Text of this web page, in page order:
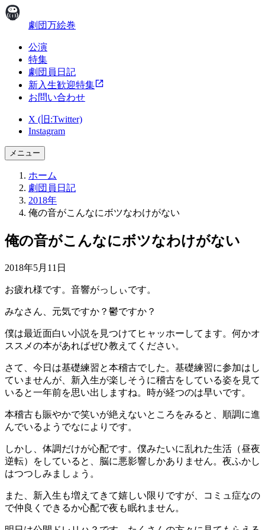
劇団万絵巻
公演
特集
劇団員日記
新入生歓迎特集
お問い合わせ
X (旧:Twitter)
Instagram
メニュー
ホーム
劇団員日記
2018年
俺の音がこんなにボツなわけがない
俺の音がこんなにボツなわけがない
2018年5月11日
お疲れ様です。音響がっしぃです。
みなさん、元気ですか？鬱ですか？
僕は最近面白い小説を見つけてヒャッホーしてます。何かオ
ススメの本があればぜひ教えてください。
さて、今日は基礎練習と本稽古でした。基礎練習に参加はし
ていませんが、新入生が楽しそうに稽古をしている姿を見て
いると一年前を思い出しますね。時が経つのは早いです。
本稽古も賑やかで笑いが絶えないところをみると、順調に進
んでいるようでなによりです。
しかし、体調だけが心配です。僕みたいに乱れた生活（昼夜
逆転）をしていると、脳に悪影響しかありません。夜ふかし
はつつしみましょう。
また、新入生も増えてきて嬉しい限りですが、コミュ症なの
で仲良くできるか心配で夜も眠れません。